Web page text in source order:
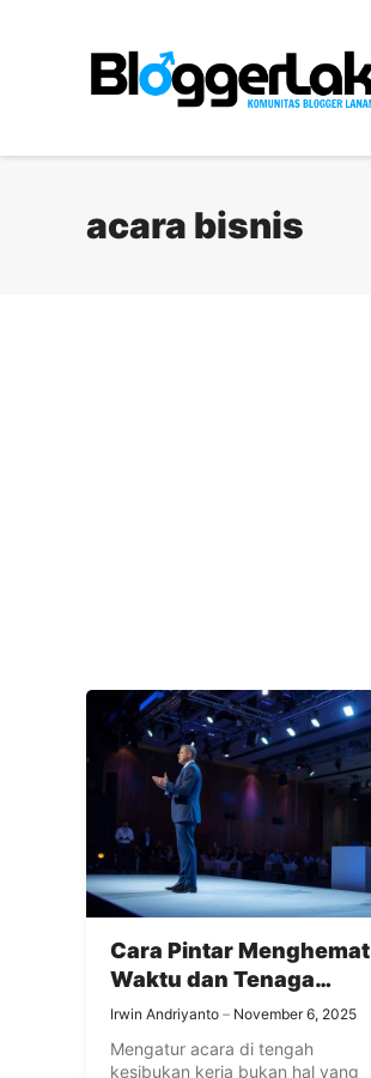
acara bisnis
Cara Pintar Menghemat
Waktu dan Tenaga
dengan Bantuan Event
Organizer Profesional
Irwin Andriyanto November 6, 2025
Mengatur acara di tengah
kesibukan kerja bukan hal yang